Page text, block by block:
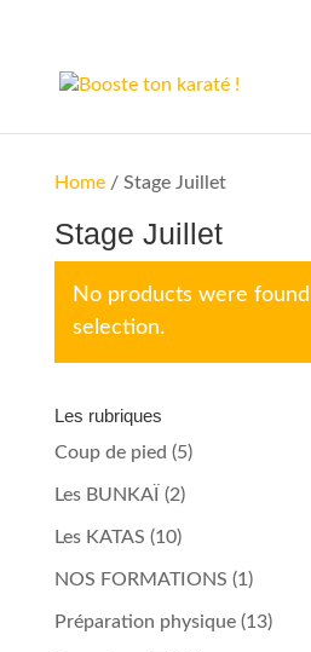
Home/ Stage Juillet
Stage Juillet
No products were
selection.
Les rubriques
Coup de pied (5)
Les BUNKAÏ (2)
Les KATAS (10)
NOS FORMATIONS (1)
Préparation physique(13)